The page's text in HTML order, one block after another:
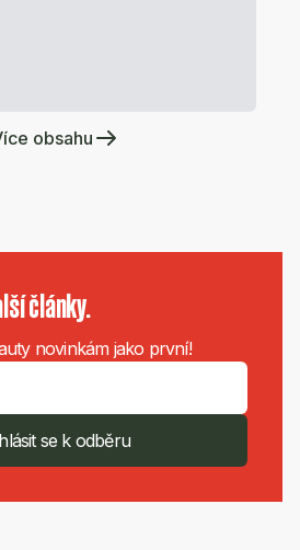
obsahu
články.
novinkám jako první!
se k odběru